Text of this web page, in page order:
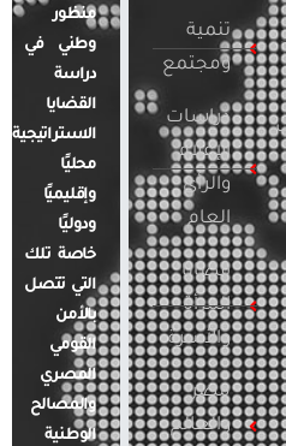
تنمية
ومجتمع
دراسات
الإعلام
والرأي
العام
قضايا
المرأة
والأسرة
مصر
والعالم
منظور
وطني في
دراسة
القضايا
الاستراتيجية
محليًا
وإقليميًا
ودوليًا
خاصة تلك
التي تتصل
بالأمن
القومي
المصري
والمصالح
الوطنية